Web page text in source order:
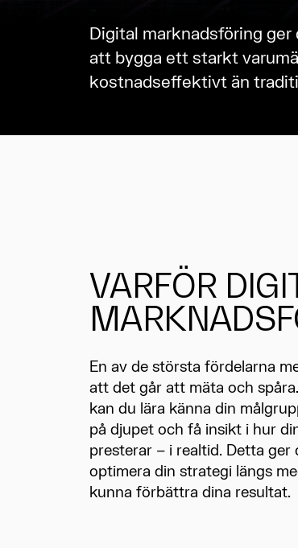
Digital marknadsföring
att bygga ett starkt
kostnadseffektivt än
VARFÖR
En av de största fördelarna
att det går att mäta och
kan du lära känna din
på djupet och få insikt i hur
presterar – i realtid. Detta
optimera din strategi längs
kunna förbättra dina resultat.